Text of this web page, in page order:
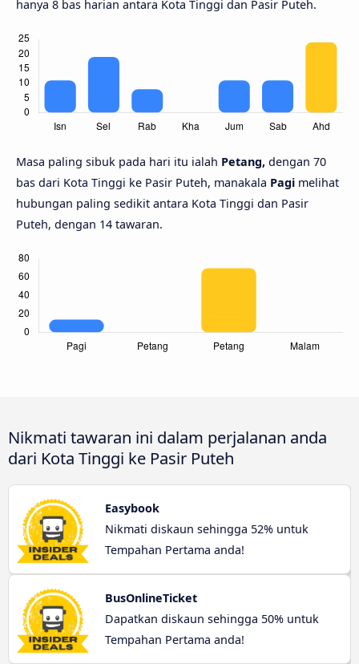
hanya 8 bas harian antara Kota Tinggi dan Pasir Puteh.
Masa paling sibuk pada hari itu ialah Petang, dengan 70
bas dari Kota Tinggi ke Pasir Puteh, manakala Pagi melihat
hubungan paling sedikit antara Kota Tinggi dan Pasir
Puteh, dengan 14 tawaran.
Nikmati tawaran ini dalam perjalanan anda
dari Kota Tinggi ke Pasir Puteh
Easybook
Nikmati diskaun sehingga 52% untuk
Tempahan Pertama anda!
BusOnlineTicket
Dapatkan diskaun sehingga 50% untuk
Tempahan Pertama anda!